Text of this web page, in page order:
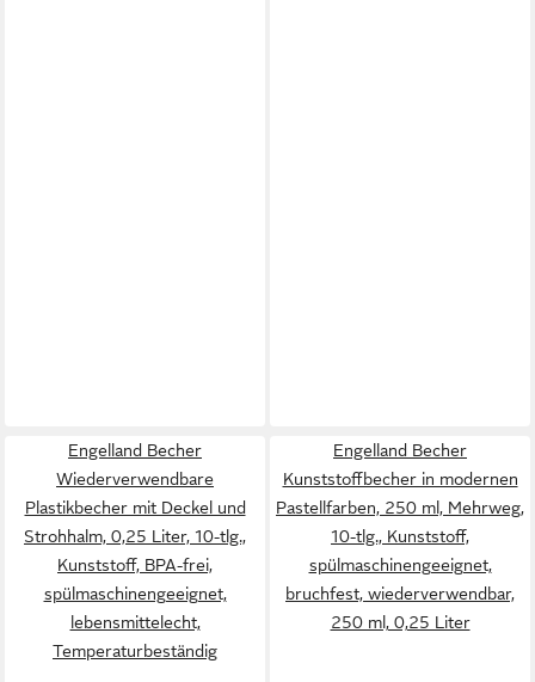
Engelland Becher
Wiederverwendbare
Plastikbecher mit Deckel und
Strohhalm, 0,25 Liter, 10-tlg.,
Kunststoff, BPA-frei,
spülmaschinengeeignet,
lebensmittelecht,
Temperaturbeständig
Engelland Becher
Kunststoffbecher in modernen
Pastellfarben, 250 ml, Mehrweg,
10-tlg., Kunststoff,
spülmaschinengeeignet,
bruchfest, wiederverwendbar,
250 ml, 0,25 Liter